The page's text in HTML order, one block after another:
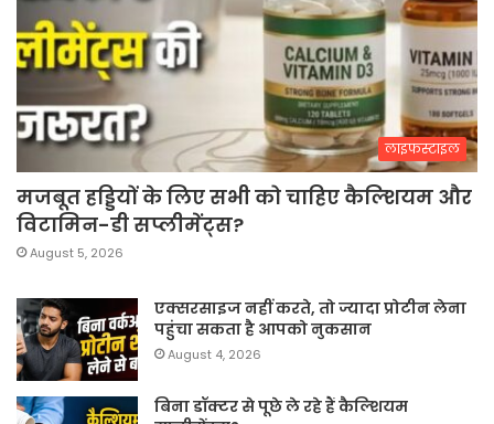
लाइफस्टाइल
मजबूत हड्डियों के लिए सभी को चाहिए कैल्शियम और
विटामिन-डी सप्लीमेंट्स?
August 5, 2026
एक्सरसाइज नहीं करते, तो ज्यादा प्रोटीन लेना
पहुंचा सकता है आपको नुकसान
August 4, 2026
बिना डॉक्टर से पूछे ले रहे हैं कैल्शियम